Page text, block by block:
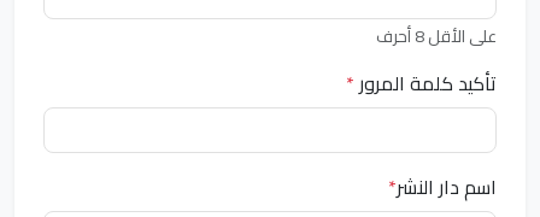
على الأقل 8 أحرف
تأكيد كلمة المرور*
اسم دار النشر*